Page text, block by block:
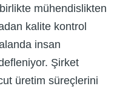
mühendislikten
kalite kontrol
insan
Şirket
üretim süreçlerini